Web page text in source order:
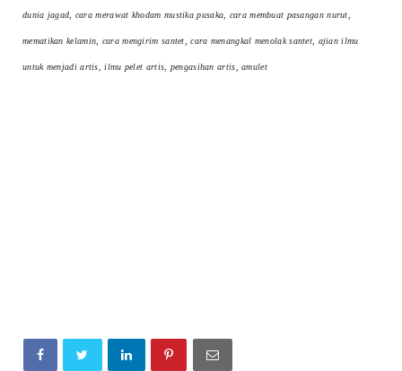
dunia jagad, cara merawat khodam mustika pusaka, cara membuat pasangan nurut,
mematikan kelamin, cara mengirim santet, cara menangkal menolak santet, ajian ilmu
untuk menjadi artis, ilmu pelet artis, pengasihan artis, amulet